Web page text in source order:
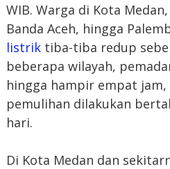
WIB. Warga di Kota
Banda Aceh, hingga
listriktiba-tiba redup
beberapa wilayah,
hingga hampir empat
pemulihan dilakukan
hari.
Di Kota Medan dan